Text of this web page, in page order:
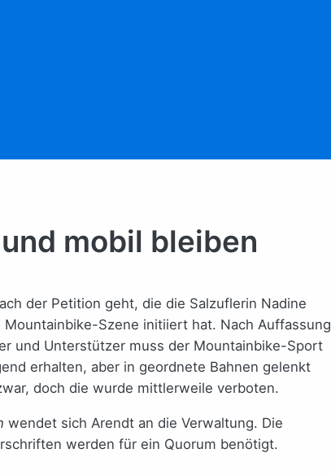
mobil bleiben
der Petition geht, die die Salzuflerin Nadine
Szene initiiert hat. Nach Auffassung
und Unterstützer muss der Mountainbike-Sport
erhalten, aber in geordnete Bahnen gelenkt
doch die wurde mittlerweile verboten.
wendet sich Arendt an die Verwaltung. Die
werden für ein Quorum benötigt.